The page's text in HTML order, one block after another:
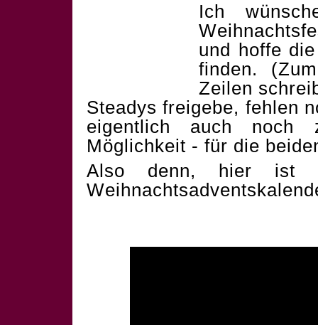
Ich
und hoffe
finden.
Zeilen
Steadys freigebe, fehlen
eigentlich auch noch
Möglichkeit - für die
Also denn, hier ist